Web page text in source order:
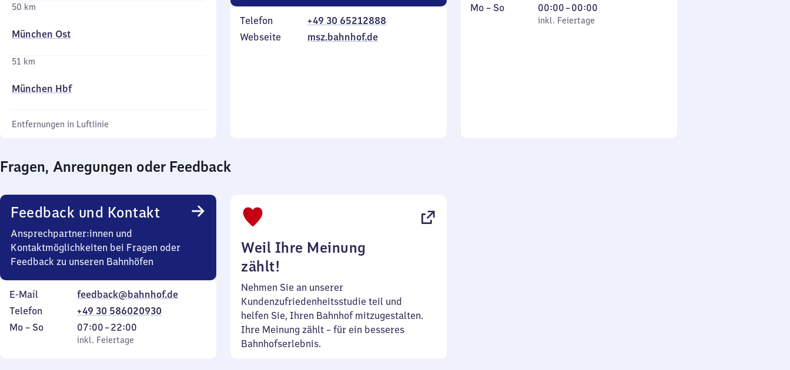
50 km
München Ost
51 km
München Hbf
Entfernungen in Luftlinie
Telefon
+49 30 65212888
Webseite
msz.bahnhof.de
Montag
Mo – So,
inkl. Feiertage
00:00–00:00
Von
0
inkl. Feiertage
Fragen, Anregungen oder Feedback
Feedback und Kontakt
Ansprechpartner:innen und
Kontaktmöglichkeiten bei Fragen oder
Feedback zu unseren Bahnhöfen
E-Mail
feedback@bahnhof.de
Telefon
+49 30 586020930
Montag
Mo – So,
inkl. Feiertage
07:00–22:00
Von
7
inkl. Feiertage
Weil Ihre Meinung
zählt!
Nehmen Sie an unserer
Kundenzufriedenheitsstudie teil und
helfen Sie, Ihren Bahnhof mitzugestalten.
Ihre Meinung zählt – für ein besseres
Bahnhofserlebnis.